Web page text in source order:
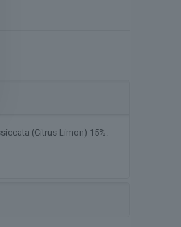
(Citrus Limon) 15%.